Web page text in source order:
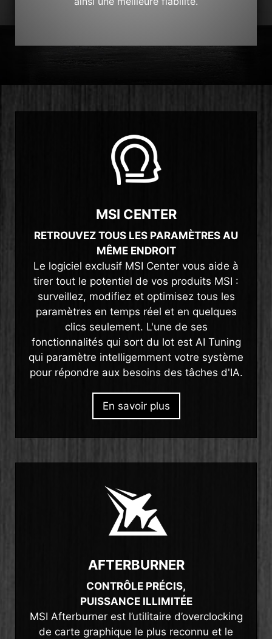
MSI CENTER
RETROUVEZ TOUS LES PARAMÈTRES AU
MÊME ENDROIT
Le logiciel exclusif MSI Center vous aide à
tirer tout le potentiel de vos produits MSI :
surveillez, modifiez et optimisez tous les
paramètres en temps réel et en quelques
clics seulement. L'une de ses
fonctionnalités qui sort du lot est AI Tuning
qui paramètre intelligemment votre système
pour répondre aux besoins des tâches d'IA.
En savoir plus
AFTERBURNER
CONTRÔLE PRÉCIS,
PUISSANCE ILLIMITÉE
MSI Afterburner est l’utilitaire d’overclocking
de carte graphique le plus reconnu et le